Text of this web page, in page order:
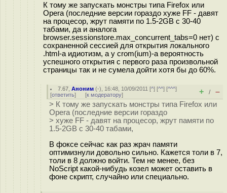
К тому же запускать монстры типа Firefox или
Opera (последние версии гораздо хуже FF - давят
на процесор, жрут памяти по 1.5-2GB с 30-40
табами, да и аналога
browser.sessionstore.max_concurrent_tabs=0 нет) с
сохраненной сессией для открытия локального
.html-а идиотизм, а у crom(ium)-а вероятность
успешного открытия с первого раза произвольной
страницы так и не сумела дойти хотя бы до 60%.
7.67 ,Аноним (-), 16:48, 10/09/2011 [^] [^^] [^^^]
[ответить] [к модератору] + / –
> К тому же запускать монстры типа Firefox или
Opera (последние версии гораздо
> хуже FF - давят на процесор, жрут памяти по
1.5-2GB с 30-40 табами,
В фоксе сейчас как раз жрач памяти
оптимизнули довольно сильно. Кажется толи в 7,
толи в 8 должно войти. Тем не менее, без
NoScript какой-нибудь козел может оставить в
фоне скрипт, случайно или специально.